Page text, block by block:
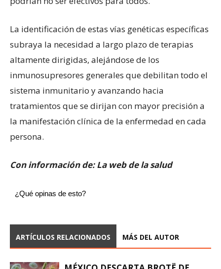
La identificación de estas vías genéticas específicas
subraya la necesidad a largo plazo de terapias
altamente dirigidas, alejándose de los
inmunosupresores generales que debilitan todo el
sistema inmunitario y avanzando hacia
tratamientos que se dirijan con mayor precisión a
la manifestación clínica de la enfermedad en cada
persona.
Con información de: La web de la salud
¿Qué opinas de esto?
ARTÍCULOS RELACIONADOS MÁS DEL AUTOR